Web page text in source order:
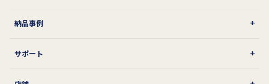
納品事例
サポート